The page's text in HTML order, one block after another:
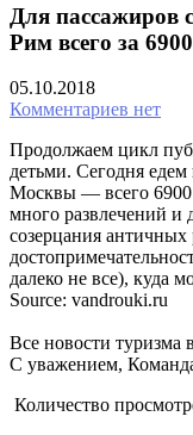
Для пассажиров
Рим всего за
05.10.2018
Комментариев нет
Продолжаем цикл
детьми. Сегодня
Москвы — всего 6900
много развлечений и
созерцания античных
далеко не все), куда
Source: vandrouki.ru
Все новости туризма
С уважением,
Количество